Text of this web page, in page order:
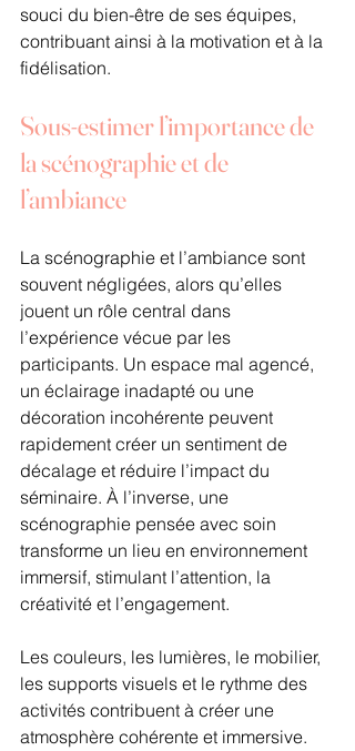
souci du bien-être de ses équipes,
contribuant ainsi à la motivation et à la
fidélisation.
Sous-estimer l’importance de
la scénographie et de
l’ambiance
La scénographie et l’ambiance sont
souvent négligées, alors qu’elles
jouent un rôle central dans
l’expérience vécue par les
participants. Un espace mal agencé,
un éclairage inadapté ou une
décoration incohérente peuvent
rapidement créer un sentiment de
décalage et réduire l’impact du
séminaire. À l’inverse, une
scénographie pensée avec soin
transforme un lieu en environnement
immersif, stimulant l’attention, la
créativité et l’engagement.
Les couleurs, les lumières, le mobilier,
les supports visuels et le rythme des
activités contribuent à créer une
atmosphère cohérente et immersive.